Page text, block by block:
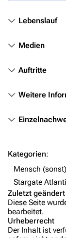
Hilfe
Lebenslauf
Medien
Auftritte
Weitere
Kategorien:
Mensch (sonst)
Stargate
Zuletzt geändert
Diese Seite
bearbeitet.
Urheberrecht
Der Inhalt ist